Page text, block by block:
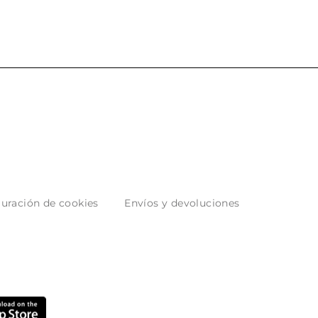
de cookies
Envíos y devoluciones